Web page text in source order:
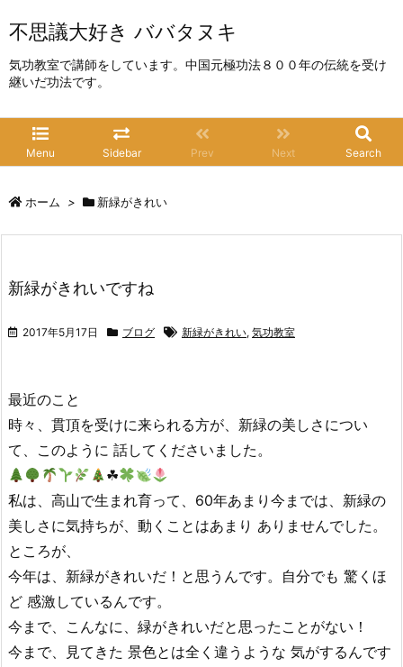
不思議大好き ババタヌキ
気功教室で講師をしています。中国元極功法８００年の伝統を受け
継いだ功法です。
Menu Sidebar Prev Next Search
ホーム > 新緑がきれい
新緑がきれいですね
2017年5月17日 ブログ 新緑がきれい, 気功教室
最近のこと
時々、貫頂を受けに来られる方が、新緑の美しさについ
て、このように 話してくださいました。
☘
私は、高山で生まれ育って、60年あまり今までは、新緑の
美しさに気持ちが、動くことはあまり ありませんでした。
ところが、
今年は、新緑がきれいだ！と思うんです。自分でも 驚くほ
ど 感激しているんです。
今まで、こんなに、緑がきれいだと思ったことがない！
今まで、見てきた 景色とは全く違うような 気がするんです